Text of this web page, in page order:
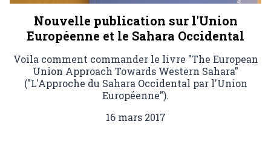
Nouvelle publication sur l'Union
Européenne et le Sahara Occidental
Voila comment commander le livre "The European
Union Approach Towards Western Sahara"
("L'Approche du Sahara Occidental par l'Union
Européenne").
16 mars 2017